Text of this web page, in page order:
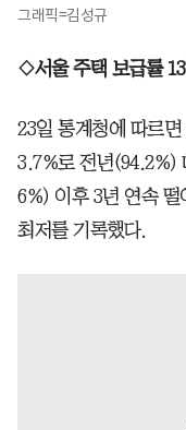
그래픽=김성규
◇서울 주택 보급률
23일 통계청에 따르
3.7%로 전년(94.2%)
6%) 이후 3년 연속 떨
최저를 기록했다.